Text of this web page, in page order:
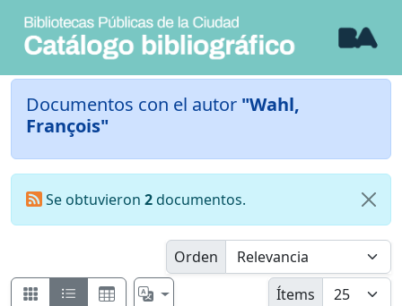
Documentos con el autor "Wahl,
François"
Se obtuvieron 2documentos.
Orden
Ítems